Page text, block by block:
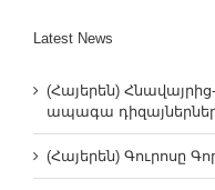
Latest News
(Հայերեն)
ապագա
(Հայերեն) Գուրոսը